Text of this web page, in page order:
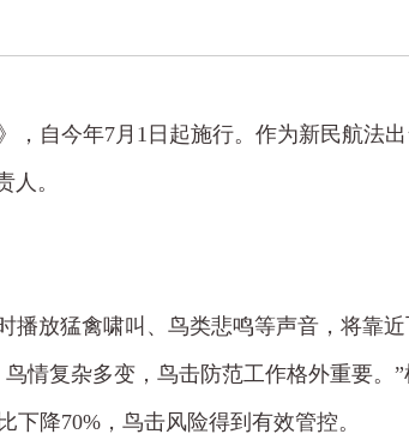
自今年7月1日起施行。作为新民航法
。
放猛禽啸叫、鸟类悲鸣等声音，将靠近
情复杂多变，鸟击防范工作格外重要
降70%，鸟击风险得到有效管控。